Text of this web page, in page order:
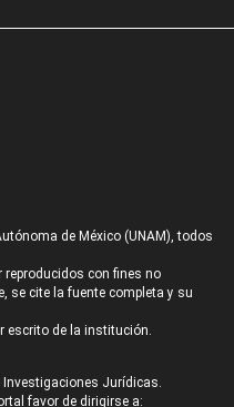
de México (UNAM), todos
reproducidos con fines no
se cite la fuente completa y su
escrito de la institución.
Jurídicas.
favor de dirigirse a: